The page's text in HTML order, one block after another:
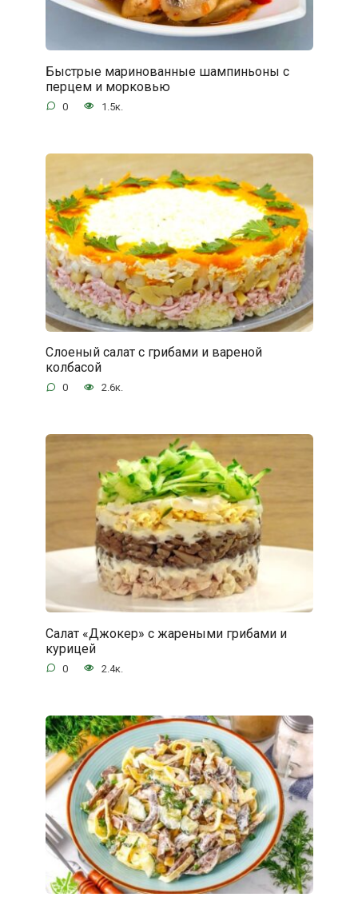
Быстрые маринованные шампиньоны с
перцем и морковью
0 1.5к.
Слоеный салат с грибами и вареной
колбасой
0 2.6к.
Салат «Джокер» с жареными грибами и
курицей
0 2.4к.